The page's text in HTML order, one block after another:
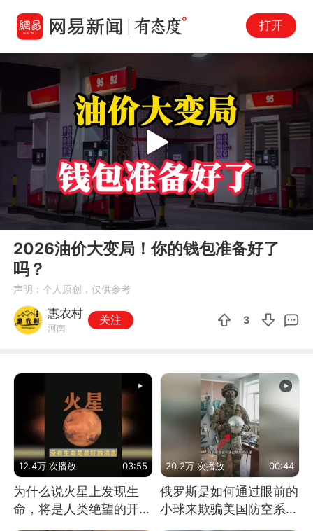
打开
00:00
Play
2026油价大变局！你的钱包准备好了
吗？
声明：个人原创，仅供参考
惠农村
河南
关注 3
12.4万 次播放 03:55
为什么说火星上发现生
命，将是人类绝望的开
20.2万 次播放 00:44
俄罗斯是如何通过眼前的
小球来欺骗美国防空系统